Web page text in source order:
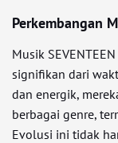
Perkembangan
Musik
signifikan dari
dan energik,
berbagai genre,
Evolusi ini tidak